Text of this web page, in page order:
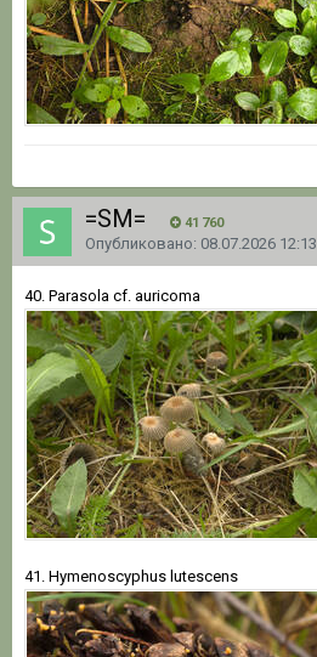
=SM= 41 760
Опубликовано: 08.07.2026 12:13
40. Parasola cf. auricoma
41. Hymenoscyphus lutescens